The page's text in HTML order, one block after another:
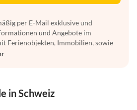
per E-Mail exklusive und
und Angebote im
Ferienobjekten, Immobilien, sowie
in Schweiz